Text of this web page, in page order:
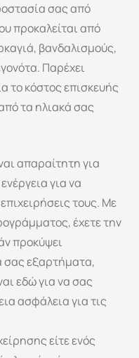
σας από
προκαλείται από
βανδαλισμούς,
Παρέχει
το κόστος επισκευής
τα ηλιακά σας
απαραίτητη για
για να
τους. Με
έχετε την
προκύψει
σας εξαρτήματα,
εδώ για να σας
ασφάλεια για τις
είτε ενός